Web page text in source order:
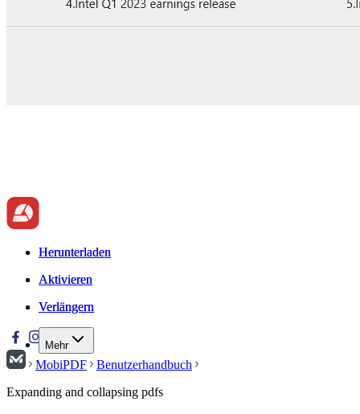
Herunterladen
Aktivieren
Verlängern
Mehr
Herunterladen
Aktivieren
Verlängern
MobiPDF
Benutzerhandbuch
Expanding and collapsing pdfs